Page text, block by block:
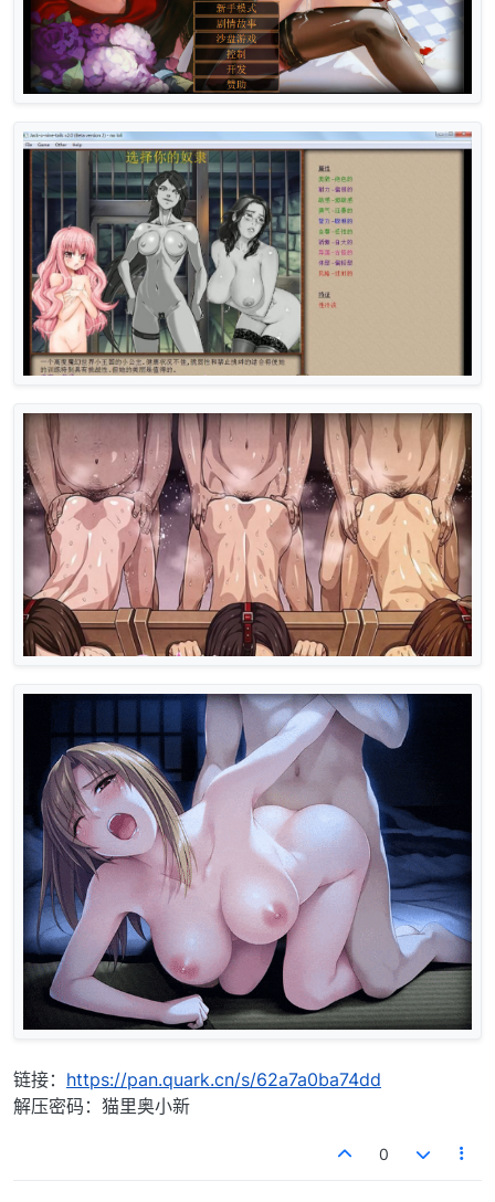
链接： https://pan.quark.cn/s/62a7a0ba74dd
解压密码：猫里奥小新
0